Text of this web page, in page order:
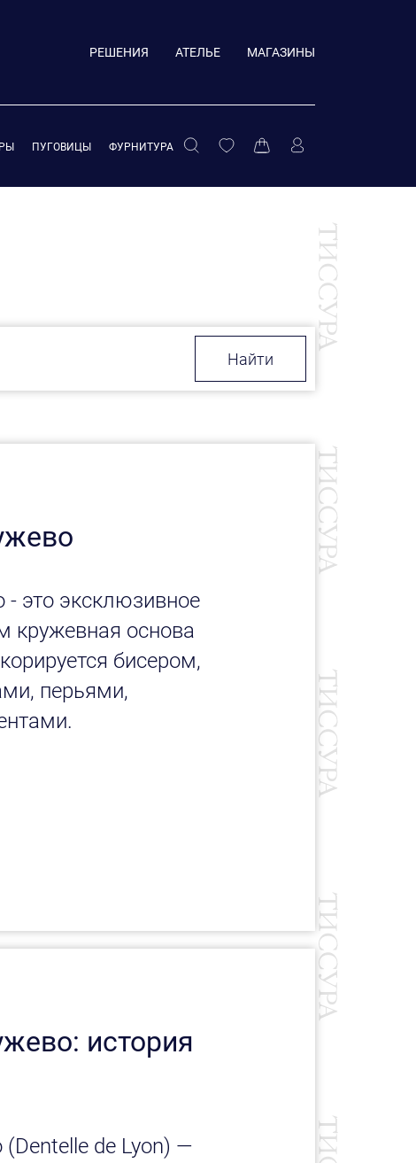
РЕШЕНИЯ АТЕЛЬЕ МАГАЗИНЫ
ПУГОВИЦЫ ФУРНИТУРА
Найти
- это эксклюзивное
кружевная основа
бисером,
перьями,
история
de Lyon) —